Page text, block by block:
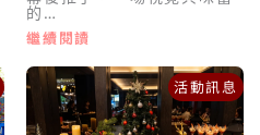
的…
繼續閱讀
活動訊息